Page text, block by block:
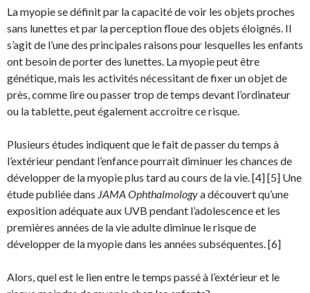
La myopie se définit par la capacité de voir les objets proches
sans lunettes et par la perception floue des objets éloignés. Il
s’agit de l’une des principales raisons pour lesquelles les enfants
ont besoin de porter des lunettes. La myopie peut être
génétique, mais les activités nécessitant de fixer un objet de
près, comme lire ou passer trop de temps devant l’ordinateur
ou la tablette, peut également accroitre ce risque.
Plusieurs études indiquent que le fait de passer du temps à
l’extérieur pendant l’enfance pourrait diminuer les chances de
développer de la myopie plus tard au cours de la vie. [4] [5] Une
étude publiée dans JAMA Ophthalmologya découvert qu’une
exposition adéquate aux UVB pendant l’adolescence et les
premières années de la vie adulte diminue le risque de
développer de la myopie dans les années subséquentes. [6]
Alors, quel est le lien entre le temps passé à l’extérieur et le